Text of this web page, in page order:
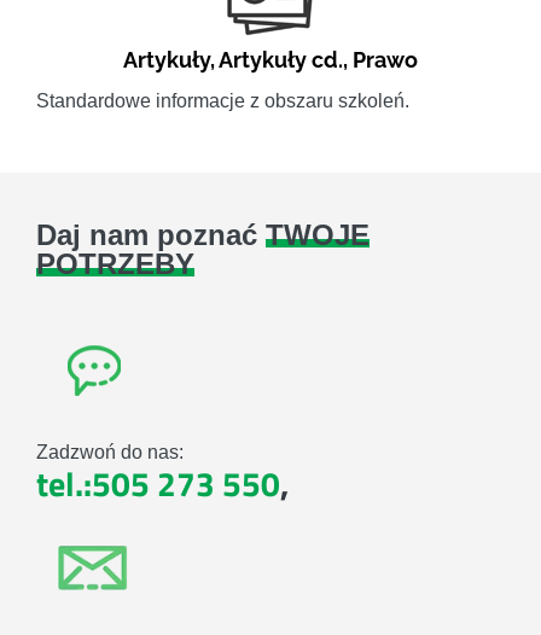
Artykuły,Artykuły cd., Prawo
Standardowe informacje z obszaru szkoleń.
Daj nam poznać TWOJE
POTRZEBY
Zadzwoń do nas:
tel.:505 273 550,